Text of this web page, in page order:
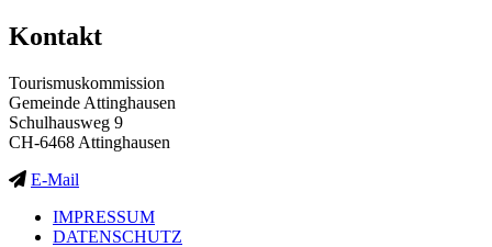
Kontakt
Tourismuskommission
Gemeinde Attinghausen
Schulhausweg 9
CH-6468 Attinghausen
E-Mail
IMPRESSUM
DATENSCHUTZ